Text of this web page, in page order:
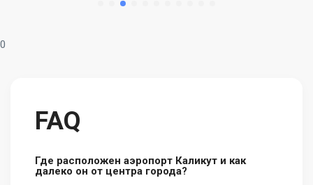
0
FAQ
Где расположен аэропорт Каликут и как
далеко он от центра города?